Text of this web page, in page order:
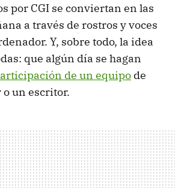
por CGI se conviertan en las
a través de rostros y voces
Y, sobre todo, la idea
que algún día se hagan
de un equipo de
un escritor.